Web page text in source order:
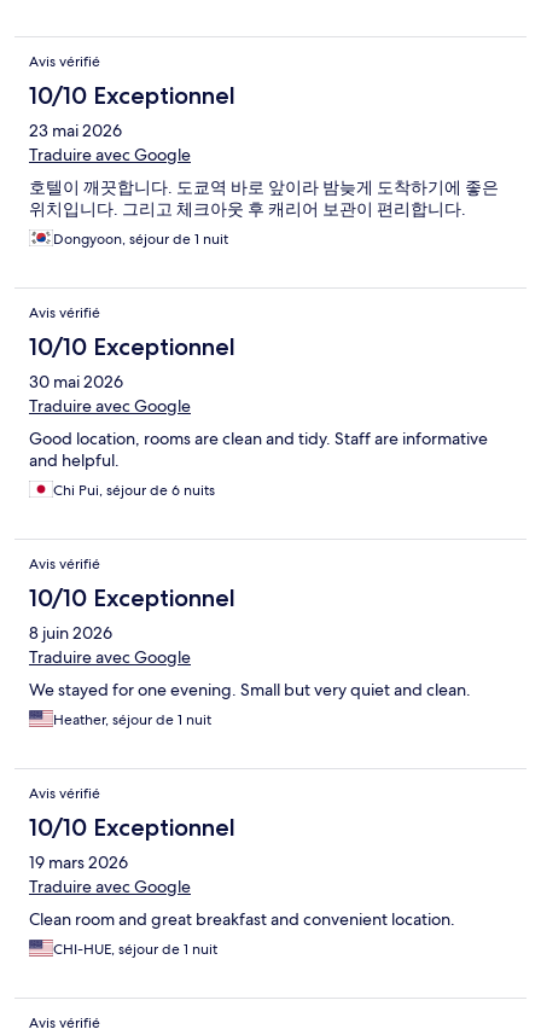
Avis vérifié
10/10 Exceptionnel
23 mai 2026
Traduire avec Google
호텔이 깨끗합니다. 도쿄역 바로 앞이라 밤늦게 도착하기에 좋은
위치입니다. 그리고 체크아웃 후 캐리어 보관이 편리합니다.
Dongyoon, séjour de 1 nuit
Avis vérifié
10/10 Exceptionnel
30 mai 2026
Traduire avec Google
Good location, rooms are clean and tidy. Staff are informative
and helpful.
Chi Pui, séjour de 6 nuits
Avis vérifié
10/10 Exceptionnel
8 juin 2026
Traduire avec Google
We stayed for one evening. Small but very quiet and clean.
Heather, séjour de 1 nuit
Avis vérifié
10/10 Exceptionnel
19 mars 2026
Traduire avec Google
Clean room and great breakfast and convenient location.
CHI-HUE, séjour de 1 nuit
Avis vérifié